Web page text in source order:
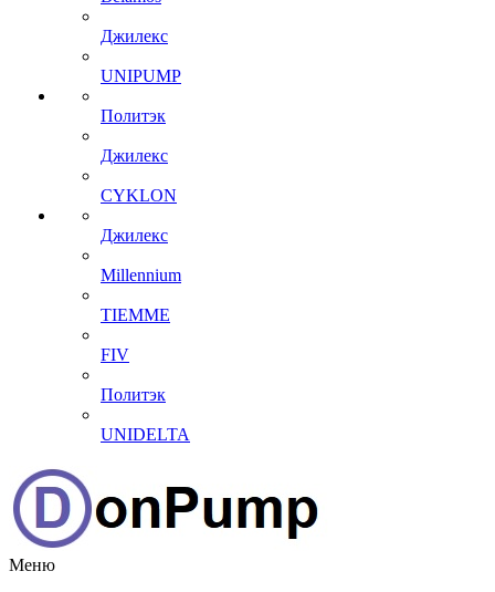
Джилекс
UNIPUMP
Политэк
Джилекс
CYKLON
Джилекс
Millennium
TIEMME
FIV
Политэк
UNIDELTA
Меню